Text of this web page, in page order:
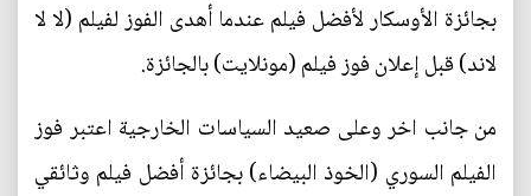
بجائزة الأوسكار لأفضل فيلم عندما أهدى الفوز لفيلم (لا لا
لاند) قبل إعلان فوز فيلم (مونلايت) بالجائزة.
من جانب اخر وعلى صعيد السياسات الخارجية اعتبر فوز
الفيلم السوري (الخوذ البيضاء) بجائزة أفضل فيلم وثائقي